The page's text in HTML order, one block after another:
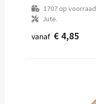
1707op voorraad
Jute.
vanaf € 4,85